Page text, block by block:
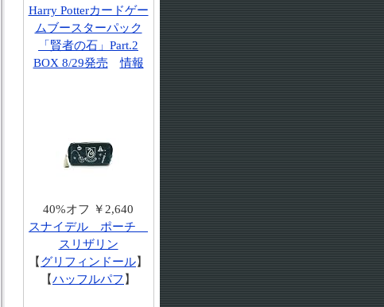
Harry Potterカードゲー
ムブースターパック
「賢者の石」Part.2
BOX 8/29発売
情報
40%オフ ￥2,640
スナイデル ポーチ
スリザリン
【 グリフィンドール】
【ハッフルパフ 】